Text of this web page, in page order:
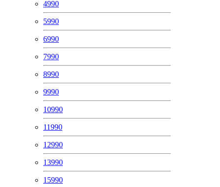
4990
5990
6990
7990
8990
9990
10990
11990
12990
13990
15990